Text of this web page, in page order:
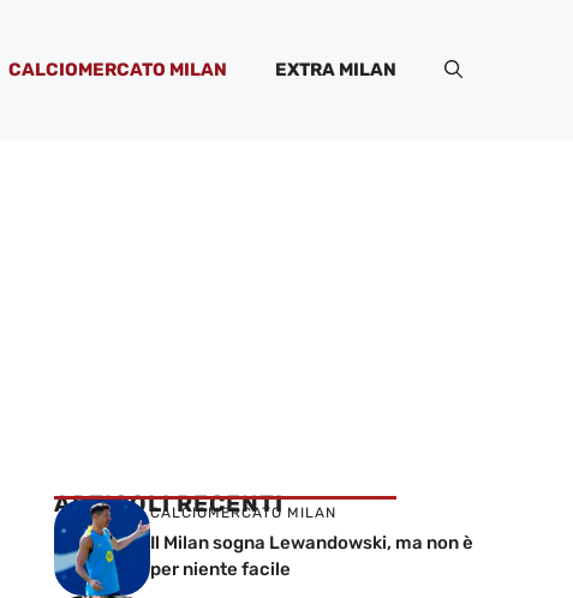
CALCIOMERCATO MILAN EXTRA MILAN
ARTICOLI RECENTI
CALCIOMERCATO MILAN
Il Milan sogna Lewandowski, ma non è
per niente facile